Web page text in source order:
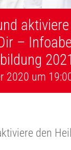
–
2021
2020 um
den